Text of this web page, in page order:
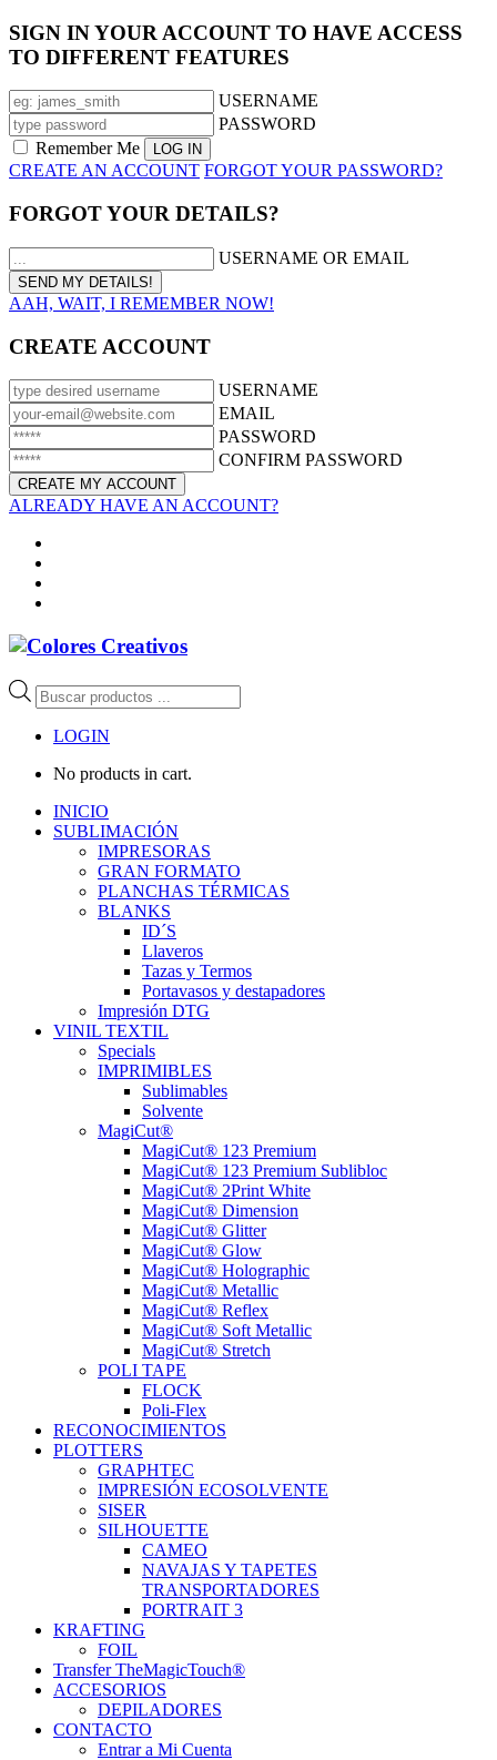
SIGN IN YOUR ACCOUNT TO HAVE ACCESS
TO DIFFERENT FEATURES
USERNAME
PASSWORD
Remember Me
CREATE AN ACCOUNT FORGOT YOUR PASSWORD?
FORGOT YOUR DETAILS?
USERNAME OR EMAIL
AAH, WAIT, I REMEMBER NOW!
CREATE ACCOUNT
USERNAME
EMAIL
PASSWORD
CONFIRM PASSWORD
ALREADY HAVE AN ACCOUNT?
Búsqueda
de
productos
LOGIN
No products in cart.
INICIO
SUBLIMACIÓN
IMPRESORAS
GRAN FORMATO
PLANCHAS TÉRMICAS
BLANKS
ID´S
Llaveros
Tazas y Termos
Portavasos y destapadores
Impresión DTG
VINIL TEXTIL
Specials
IMPRIMIBLES
Sublimables
Solvente
MagiCut®
MagiCut® 123 Premium
MagiCut® 123 Premium Sublibloc
MagiCut® 2Print White
MagiCut® Dimension
MagiCut® Glitter
MagiCut® Glow
MagiCut® Holographic
MagiCut® Metallic
MagiCut® Reflex
MagiCut® Soft Metallic
MagiCut® Stretch
POLI TAPE
FLOCK
Poli-Flex
RECONOCIMIENTOS
PLOTTERS
GRAPHTEC
IMPRESIÓN ECOSOLVENTE
SISER
SILHOUETTE
CAMEO
NAVAJAS Y TAPETES
TRANSPORTADORES
PORTRAIT 3
KRAFTING
FOIL
Transfer TheMagicTouch®
ACCESORIOS
DEPILADORES
CONTACTO
Entrar a Mi Cuenta